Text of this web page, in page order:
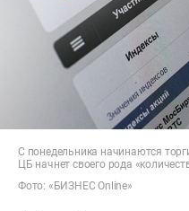
С понедельника начинаются
ЦБ начнет своего рода
Фото: «БИЗНЕС Online»